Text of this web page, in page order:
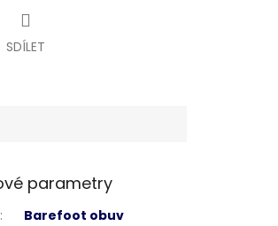
SDÍLET
parametry
:
Barefoot obuv